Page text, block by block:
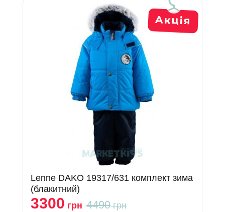
Lenne DAKO 19317/631 комплект зима
(блакитний)
3300 грн 4490грн